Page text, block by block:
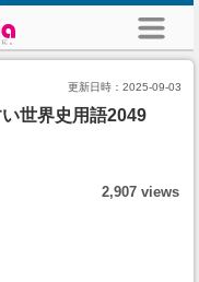
更新日時： 2025-09-03
世界史用語2049
2,907 views